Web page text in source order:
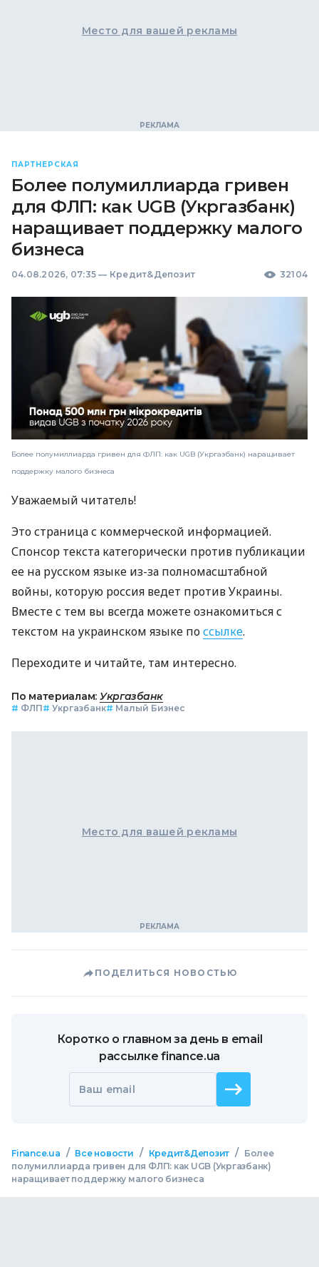
Место для вашей рекламы
ПАРТНЕРСКАЯ
Более полумиллиарда гривен
для ФЛП: как UGB (Укргазбанк)
наращивает поддержку малого
бизнеса
04.08.2026, 07:35 — Кредит&Депозит 32104
Более полумиллиарда гривен для ФЛП: как UGB (Укргазбанк) наращивает
поддержку малого бизнеса
Уважаемый читатель!
Это страница с коммерческой информацией.
Спонсор текста категорически против публикации
ее на русском языке из-за полномасштабной
войны, которую россия ведет против Украины.
Вместе с тем вы всегда можете ознакомиться с
текстом на украинском языке поссылке.
Переходите и читайте, там интересно.
По материалам: Укргазбанк
# ФЛП# Укргазбанк# Малый Бизнес
Место для вашей рекламы
ПОДЕЛИТЬСЯ НОВОСТЬЮ
Коротко о главном за день в email
рассылке finance.ua
Ваш email
Finance.ua / Все новости / Кредит&Депозит /
Более
полумиллиарда гривен для ФЛП: как UGB (Укргазбанк)
наращивает поддержку малого бизнеса